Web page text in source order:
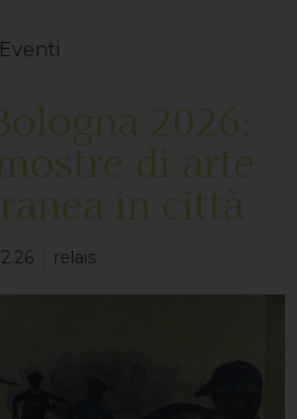
Eventi
2026:
di arte
in città
relais